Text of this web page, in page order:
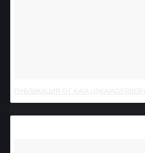
ПУБЛИКАЦИЯ ОТ KAIA (@KAIAGERBER)